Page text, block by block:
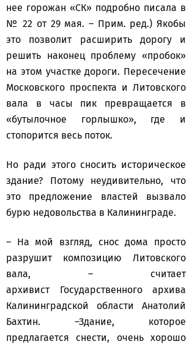
нее горожан «СК» подробно писала в
№ 22 от 29 мая. – Прим. ред.) Якобы
это позволит расширить дорогу и
решить наконец проблему «пробок»
на этом участке дороги. Пересечение
Московского проспекта и Литовского
вала в часы пик превращается в
«бутылочное горлышко», где и
стопорится весь поток.
Но ради этого сносить историческое
здание? Потому неудивительно, что
это предложение властей вызвало
бурю недовольства в Калининграде.
– На мой взгляд, снос дома просто
разрушит композицию Литовского
вала, – считает
архивист Государственного архива
Калининградской области Анатолий
Бахтин. –Здание, которое
предлагается снести, очень хорошо